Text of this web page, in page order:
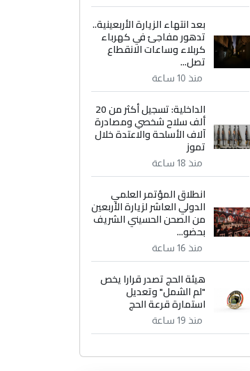
بعد انتهاء الزيارة الأربعينية..
تدهور مفاجئ في كهرباء
كربلاء وساعات الانقطاع
تصل...
منذ 10 ساعة
الداخلية: تسجيل أكثر من 20
ألف سلاح شخصي ومصادرة
آلاف الأسلحة والاعتدة خلال
تموز
منذ 18 ساعة
انطلاق المؤتمر العلمي
الدولي العاشر لزيارة الأربعين
من الصحن الحسيني الشريف
بحضو...
منذ 16 ساعة
هيئة الحج تصدر قرارا يخص
"لم الشمل" وتعديل
استمارة قرعة الحج
منذ 19 ساعة